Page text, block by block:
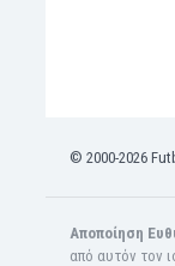
Κατάρ
© 2000-2026
Αποποίηση
από αυτόν τον